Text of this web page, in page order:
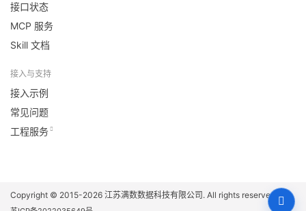
接口状态
MCP 服务
Skill 文档
接入与支持
接入示例
常见问题
工程服务
Copyright © 2015-2026 江苏满数数据科技有限公司 . All rights reserved.